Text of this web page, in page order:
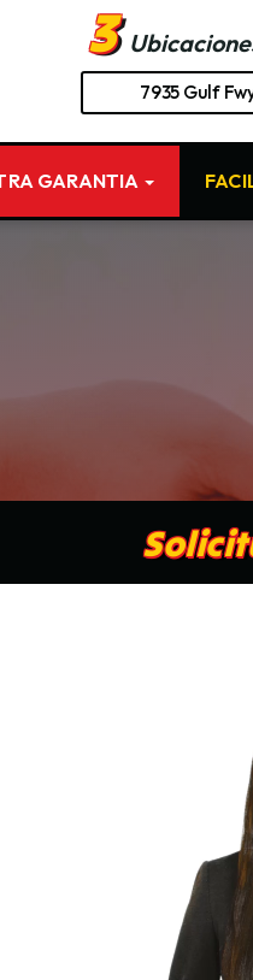
3
7935 Gulf
GARANTIA